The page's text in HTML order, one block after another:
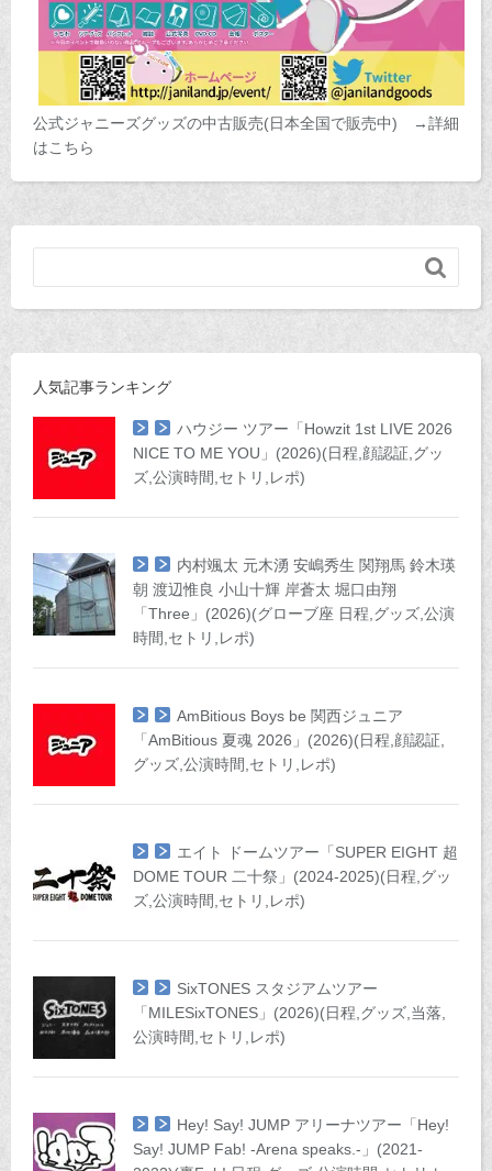
公式ジャニーズグッズの中古販売(日本全国で販売中) →詳細
はこちら

人気記事ランキング
ハウジー ツアー「Howzit 1st LIVE 2026
NICE TO ME YOU」(2026)(日程,顔認証,グッ
ズ,公演時間,セトリ,レポ)
内村颯太 元木湧 安嶋秀生 関翔馬 鈴木瑛
朝 渡辺惟良 小山十輝 岸蒼太 堀口由翔
「Three」(2026)(グローブ座 日程,グッズ,公演
時間,セトリ,レポ)
AmBitious Boys be 関西ジュニア
「AmBitious 夏魂 2026」(2026)(日程,顔認証,
グッズ,公演時間,セトリ,レポ)
エイト ドームツアー「SUPER EIGHT 超
DOME TOUR 二十祭」(2024-2025)(日程,グッ
ズ,公演時間,セトリ,レポ)
SixTONES スタジアムツアー
「MILESixTONES」(2026)(日程,グッズ,当落,
公演時間,セトリ,レポ)
Hey! Say! JUMP アリーナツアー「Hey!
Say! JUMP Fab! -Arena speaks.-」(2021-